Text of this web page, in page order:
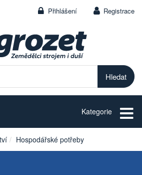
Přihlášení Registrace
Kategorie
Hospodářské potřeby